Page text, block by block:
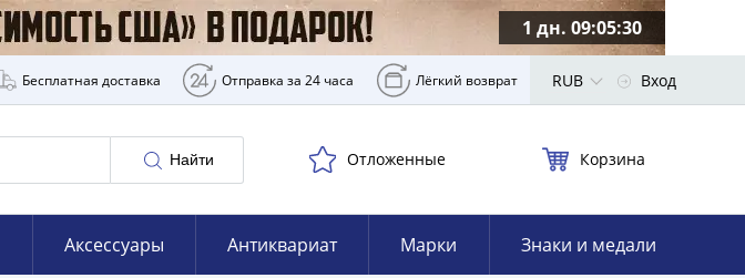
1 дн. 09:05:29
Бесплатная доставка Отправка за 24 часа Лёгкий возврат RUB Вход
Найти Отложенные Корзина
Аксессуары Антиквариат Марки Знаки и медали